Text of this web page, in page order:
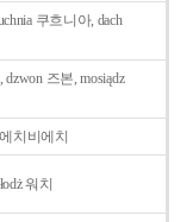
쿠흐니아, dach
dzwon 즈본, mosiądz
치비에치
워치